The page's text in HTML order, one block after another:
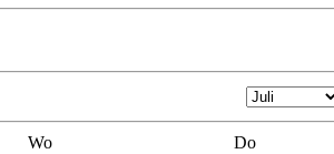
Wo Do